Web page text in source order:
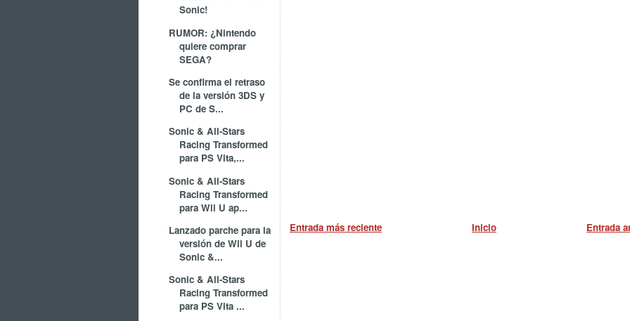
Sonic!
RUMOR: ¿Nintendo
quiere comprar
SEGA?
Se confirma el retraso
de la versión 3DS y
PC de S...
Sonic & All-Stars
Racing Transformed
para PS Vita,...
Sonic & All-Stars
Racing Transformed
para Wii U ap...
Lanzado parche para la
versión de Wii U de
Sonic &...
Sonic & All-Stars
Racing Transformed
para PS Vita ...
Entrada más reciente Entrada
Inicio